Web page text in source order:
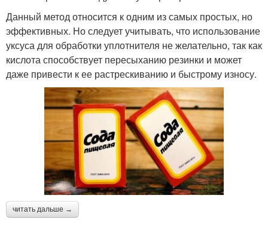
Данный метод относится к одним из самых простых, но
эффективных. Но следует учитывать, что использование
уксуса для обработки уплотнителя не желательно, так как
кислота способствует пересыханию резинки и может
даже привести к ее растрескиванию и быстрому износу.
читать дальше →